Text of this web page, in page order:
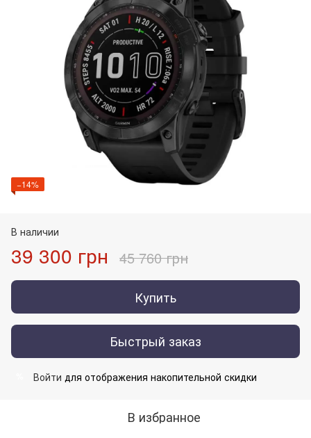
−14%
В наличии
39 300 грн 45 760 грн
Купить
Быстрый заказ
Войти для отображения накопительной скидки
В избранное